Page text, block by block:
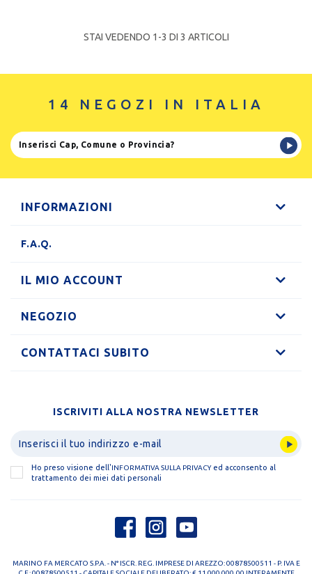
STAI VEDENDO 1-3 DI 3 ARTICOLI
14 NEGOZI IN ITALIA
INFORMAZIONI
F.A.Q.
IL MIO ACCOUNT
NEGOZIO
CONTATTACI SUBITO
ISCRIVITI ALLA NOSTRA NEWSLETTER
Ho preso visione dell'INFORMATIVA SULLA PRIVACYed acconsento al
trattamento dei miei dati personali
MARINO FA MERCATO S.P.A. - N° ISCR. REG. IMPRESE DI AREZZO: 00878500511 - P. IVA E